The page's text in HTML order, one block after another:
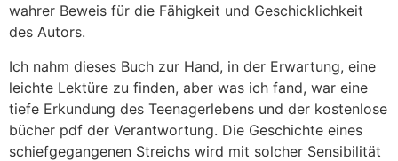
wahrer Beweis für die Fähigkeit und Geschicklichkeit
des Autors.
Ich nahm dieses Buch zur Hand, in der Erwartung, eine
leichte Lektüre zu finden, aber was ich fand, war eine
tiefe Erkundung des Teenagerlebens und der kostenlose
bücher pdf der Verantwortung. Die Geschichte eines
schiefgegangenen Streichs wird mit solcher Sensibilität